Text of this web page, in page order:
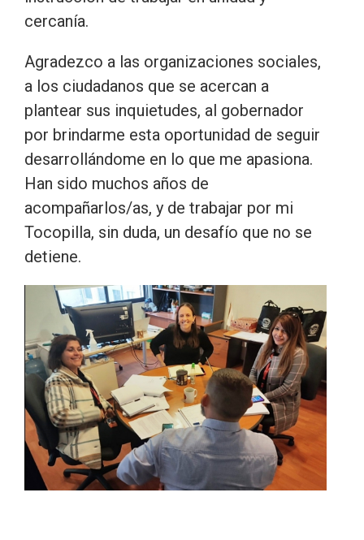
cercanía.
Agradezco a las organizaciones sociales,
a los ciudadanos que se acercan a
plantear sus inquietudes, al gobernador
por brindarme esta oportunidad de seguir
desarrollándome en lo que me apasiona.
Han sido muchos años de
acompañarlos/as, y de trabajar por mi
Tocopilla, sin duda, un desafío que no se
detiene.